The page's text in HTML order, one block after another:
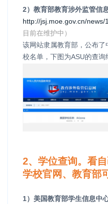
2）教育部教育涉外监管信
http://jsj.moe.gov.cn/news/
目前在维护中）
该网站隶属教育部，公布
校名单，下图为ASU的查询
2、学位查询。看
学校官网、教育部
1）美国教育部学生信息中